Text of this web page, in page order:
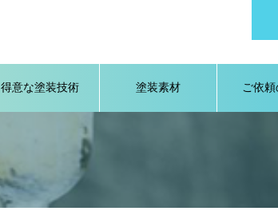
得意な塗装技術 塗装素材 ご依